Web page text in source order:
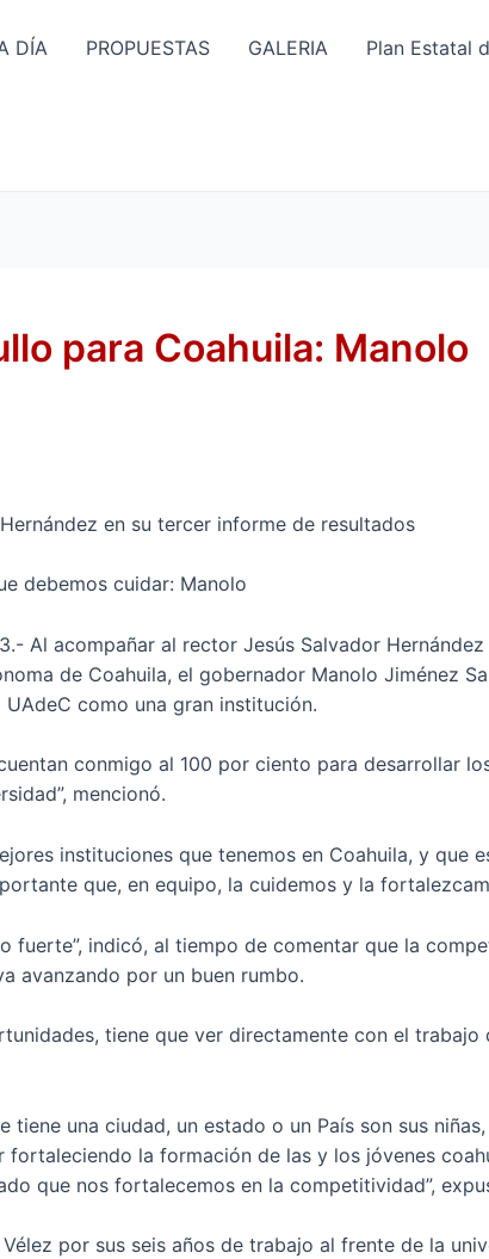
DÍA PROPUESTAS GALERIA Plan Estatal
para Coahuila: Manolo
en su tercer informe de resultados
debemos cuidar: Manolo
Al acompañar al rector Jesús Salvador
de Coahuila, el gobernador Manolo Jiménez
como una gran institución.
conmigo al 100 por ciento para desarrollar
mencionó.
instituciones que tenemos en Coahuila, y que
que, en equipo, la cuidemos y la
fuerte”, indicó, al tiempo de comentar que la
avanzando por un buen rumbo.
tiene que ver directamente con el
una ciudad, un estado o un País son sus
la formación de las y los jóvenes
que nos fortalecemos en la competitividad”,
por sus seis años de trabajo al frente de la